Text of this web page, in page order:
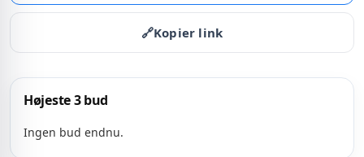
🔗Kopier link
Højeste 3 bud
Ingen bud endnu.